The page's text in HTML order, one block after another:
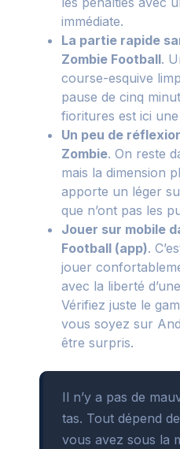
immédiate.
La partie rapide
Zombie Football.
course-esquive
pause de cinq
fioritures est ici une
Un peu de
Zombie. On reste
mais la dimension
apporte un léger
que n’ont pas les
Jouer sur mobile
Football (app).
jouer
avec la liberté
Vérifiez juste le
vous soyez sur
être surpris.
Il n’y a pas de
tas. Tout dépend
vous avez sous la